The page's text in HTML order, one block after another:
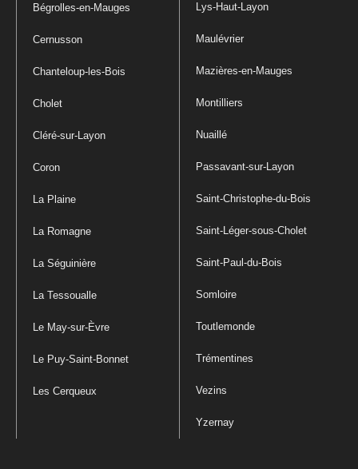
Bégrolles-en-Mauges
Cernusson
Chanteloup-les-Bois
Cholet
Cléré-sur-Layon
Coron
La Plaine
La Romagne
La Séguinière
La Tessoualle
Le May-sur-Èvre
Le Puy-Saint-Bonnet
Les Cerqueux
Lys-Haut-Layon
Maulévrier
Mazières-en-Mauges
Montilliers
Nuaillé
Passavant-sur-Layon
Saint-Christophe-du-Bois
Saint-Léger-sous-Cholet
Saint-Paul-du-Bois
Somloire
Toutlemonde
Trémentines
Vezins
Yzernay